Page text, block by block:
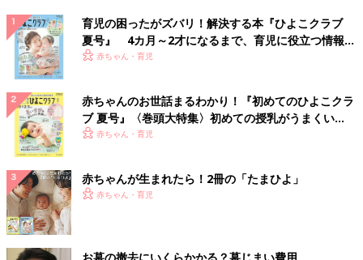
育児の困ったがズバリ！解決する本『ひよこクラブ
夏号』 4カ月～2才になるまで、育児に役立つ情報が
いっぱい！
赤ちゃん・育児
赤ちゃんのお世話まるわかり！『初めてのひよこクラ
ブ 夏号』〈巻頭大特集〉初めての授乳がうまくい
く！ おっぱい・ミルクの基本と夏のトラブル 解決テ
赤ちゃん・育児
赤ちゃんが生まれたら！2冊の「たまひよ」
赤ちゃん・育児
お墓の撤去にいくらかかる？墓じまい費用